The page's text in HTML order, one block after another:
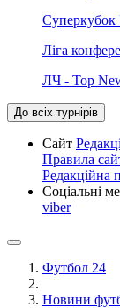
Ліга
ЛЧ - Top
До всіх турнірів
Сайт
Правила
Редакційна
Соціальні
viber
Футбол 24
Новини